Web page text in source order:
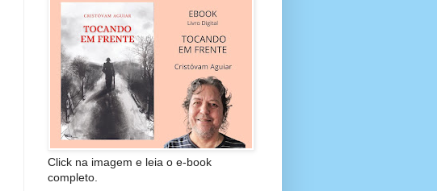
Click na imagem e leia o e-book
completo.